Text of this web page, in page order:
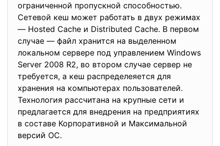
ограниченной пропускной способностью.
Сетевой кеш может работать в двух режимах
— Hosted Cache и Distributed Cache. В первом
случае — файл хранится на выделенном
локальном сервере под управлением Windows
Server 2008 R2, во втором случае сервер не
требуется, а кеш распределеяется для
хранения на компьютерах пользователей.
Технология рассчитана на крупные сети и
предлагается для внедрения на предприятиях
в составе Корпоративной и Максимальной
версий ОС.